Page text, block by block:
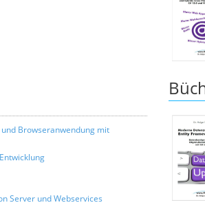
Browseranwendung mit
Server und Webservices